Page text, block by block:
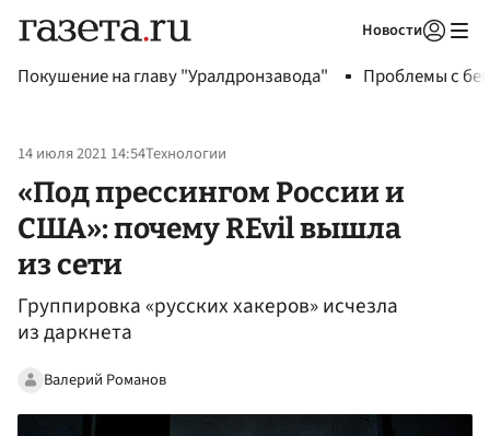
Новости
Покушение на главу "Уралдронзавода" Проблемы с
14 июля 2021 14:54Технологии
«Под прессингом России и
США»: почему REvil вышла
из сети
Группировка «русских хакеров» исчезла
из даркнета
Валерий Романов